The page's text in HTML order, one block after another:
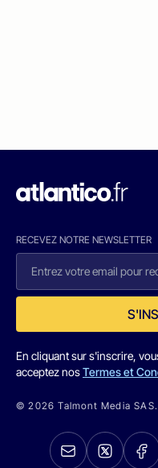
RECEVEZ NOTRE NEWSLETTER
En cliquant sur s'inscrire,
acceptez nosTermes et
© 2026 Talmont Media